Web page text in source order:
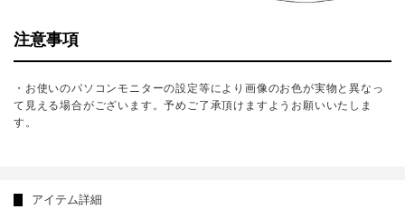
注意事項
・お使いのパソコンモニターの設定等により画像のお色が実物と異なっ
て見える場合がございます。予めご了承頂けますようお願いいたしま
す。
アイテム詳細